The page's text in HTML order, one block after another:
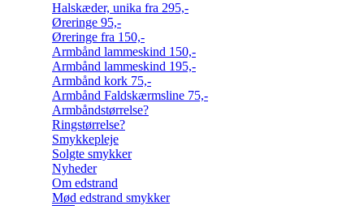
Halskæder, unika fra 295,-
Øreringe 95,-
Øreringe fra 150,-
Armbånd lammeskind 150,-
Armbånd lammeskind 195,-
Armbånd kork 75,-
Armbånd Faldskærmsline 75,-
Armbåndstørrelse?
Ringstørrelse?
Smykkepleje
Solgte smykker
Nyheder
Om edstrand
Mød edstrand smykker